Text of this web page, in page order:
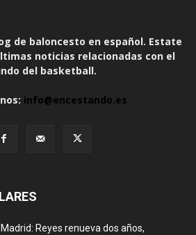
de baloncesto en español. Estate
noticias relacionadas con el
del basketball.
info@encestando.es
Madrid: Reyes renueva dos años,